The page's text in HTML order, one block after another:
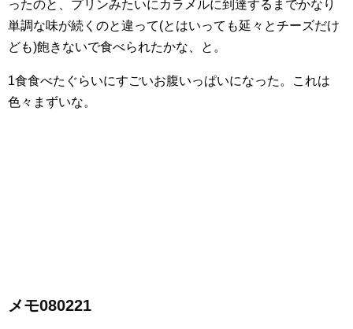
ったのと、プリンみたいにカラメルに到達するまでかなり
単調な味が続くのと違って(とはいっても延々とチーズだけ
ども)飽きないで食べられたかな、と。
1食食べたぐらいにすごいお腹いっぱいになった。これは
色々まずいな。
メモ080221